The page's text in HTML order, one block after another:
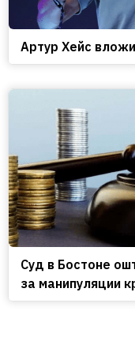
Артур Хейс
Cуд в Бостоне
за манипуляции